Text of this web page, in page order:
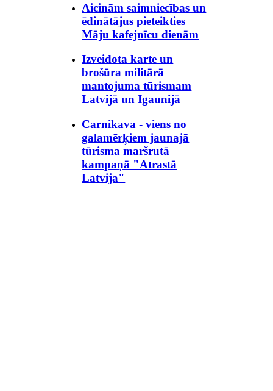
Aicinām saimniecības un
ēdinātājus pieteikties
Māju kafejnīcu dienām
Izveidota karte un
brošūra militārā
mantojuma tūrismam
Latvijā un Igaunijā
Carnikava - viens no
galamērķiem jaunajā
tūrisma maršrutā
kampaņā "Atrastā
Latvija"